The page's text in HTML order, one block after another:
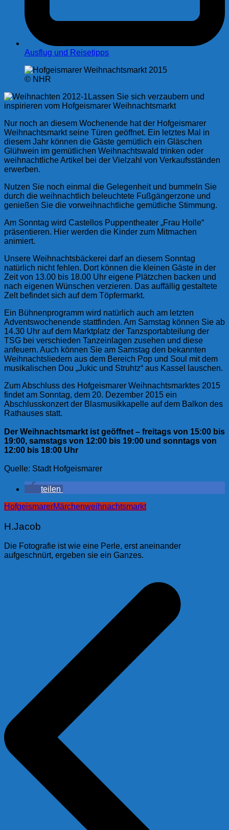
Ausflug und Reisetipps
© NHR
Lassen Sie sich verzaubern und
inspirieren vom Hofgeismarer Weihnachtsmarkt
Nur noch an diesem Wochenende hat der Hofgeismarer
Weihnachtsmarkt seine Türen geöffnet. Ein letztes Mal in
diesem Jahr können die Gäste gemütlich ein Gläschen
Glühwein im gemütlichen Weihnachtswald trinken oder
weihnachtliche Artikel bei der Vielzahl von Verkaufsständen
erwerben.
Nutzen Sie noch einmal die Gelegenheit und bummeln Sie
durch die weihnachtlich beleuchtete Fußgängerzone und
genießen Sie die vorweihnachtliche gemütliche Stimmung.
Am Sonntag wird Castellos Puppentheater „Frau Holle“
präsentieren. Hier werden die Kinder zum Mitmachen
animiert.
Unsere Weihnachtsbäckerei darf an diesem Sonntag
natürlich nicht fehlen. Dort können die kleinen Gäste in der
Zeit von 13.00 bis 18.00 Uhr eigene Plätzchen backen und
nach eigenen Wünschen verzieren. Das auffällig gestaltete
Zelt befindet sich auf dem Töpfermarkt.
Ein Bühnenprogramm wird natürlich auch am letzten
Adventswochenende stattfinden. Am Samstag können Sie ab
14.30 Uhr auf dem Marktplatz der Tanzsportabteilung der
TSG bei verschieden Tanzeinlagen zusehen und diese
anfeuern. Auch können Sie am Samstag den bekannten
Weihnachtsliedern aus dem Bereich Pop und Soul mit dem
musikalischen Dou „Jukic und Struhtz“ aus Kassel lauschen.
Zum Abschluss des Hofgeismarer Weihnachtsmarktes 2015
findet am Sonntag, dem 20. Dezember 2015 ein
Abschlusskonzert der Blasmusikkapelle auf dem Balkon des
Rathauses statt.
Der Weihnachtsmarkt ist geöffnet – freitags von 15:00 bis
19:00, samstags von 12:00 bis 19:00 und sonntags von
12:00 bis 18:00 Uhr
Quelle: Stadt Hofgeismarer
teilen
HofgeismarerMärchenweihnachtsmarkt
H.Jacob
Die Fotografie ist wie eine Perle, erst aneinander
aufgeschnürt, ergeben sie ein Ganzes.